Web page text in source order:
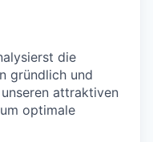
die
gründlich und
attraktiven
optimale